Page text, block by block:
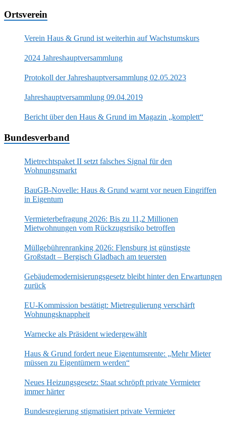
Ortsverein
Verein Haus & Grund ist weiterhin auf Wachstumskurs
2024 Jahreshauptversammlung
Protokoll der Jahreshauptversammlung 02.05.2023
Jahreshauptversammlung 09.04.2019
Bericht über den Haus & Grund im Magazin „komplett“
Bundesverband
Mietrechtspaket II setzt falsches Signal für den
Wohnungsmarkt
BauGB-Novelle: Haus & Grund warnt vor neuen Eingriffen
in Eigentum
Vermieterbefragung 2026: Bis zu 11,2 Millionen
Mietwohnungen vom Rückzugsrisiko betroffen
Müllgebührenranking 2026: Flensburg ist günstigste
Großstadt – Bergisch Gladbach am teuersten
Gebäudemodernisierungsgesetz bleibt hinter den Erwartungen
zurück
EU-Kommission bestätigt: Mietregulierung verschärft
Wohnungsknappheit
Warnecke als Präsident wiedergewählt
Haus & Grund fordert neue Eigentumsrente: „Mehr Mieter
müssen zu Eigentümern werden“
Neues Heizungsgesetz: Staat schröpft private Vermieter
immer härter
Bundesregierung stigmatisiert private Vermieter